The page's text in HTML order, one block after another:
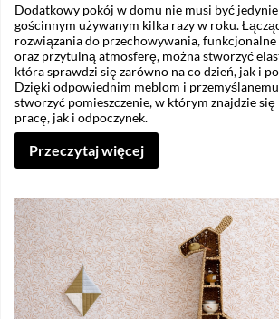
Dodatkowy pokój w domu nie musi być
gościnnym używanym kilka razy w roku.
rozwiązania do przechowywania,
oraz przytulną atmosferę, można stworzyć
która sprawdzi się zarówno na co dzień, jak i
Dzięki odpowiednim meblom i
stworzyć pomieszczenie, w którym znajdzie
pracę, jak i odpoczynek.
Przeczytaj więcej